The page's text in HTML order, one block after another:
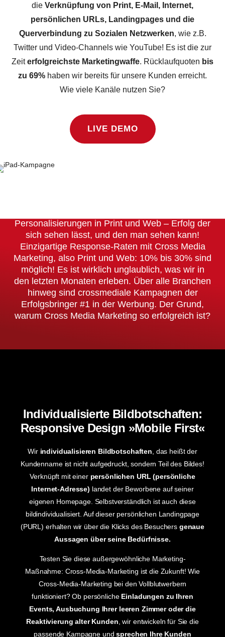
die Verknüpfung von Print, E-Mail, Internet,
persönlichen URLs, Landingpages und die
Querverbindung zu Sozialen Netzwerken, wie z.B.
Twitter und Video-Channels wie YouTube! Es ist die zur
Zeit erfolgreichste Marketingwaffe. Rücklaufquoten bis
zu 69% haben wir bereits für unsere Kunden erreicht.
Wie viele Kanäle nutzen Sie?
LIVE DEMO
Personalisierungen in Print und Web – Erfolg der
sich sehen lässt, und den man sehen kann!
Einzigartige Response-Raten mit Cross Media
Marketing, also Print und Web: 10% bis 30% sind
möglich! Es ist wirklich unglaublich, was wir in
den letzten Monaten erleben. Über alle Branchen
hinweg sind crossmediale Kampagnen der
Erfolgsbringer #1 in der Werbung. Der Grund,
warum Cross Media Marketing so erfolgreich ist?
Individualisierte Bildbotschaften:
Responsive Design »Mobile First«
Wir individualisieren Bildbotschaften , das heißt der
Kundenname ist nicht aufgedruckt, sondern Teil des Bildes!
Verknüpft mit einer persönlichen URL (persönliche
Internet-Adresse) landet der Beworbene auf seiner
eigenen Homepage. Selbstverständlich ist auch diese
bildindividualisiert. Auf dieser persönlichen Landingpage
(PURL) erhalten wir über die Klicks des Besuchers genaue
Aussagen über seine Bedürfnisse.
Testen Sie diese außergewöhnliche Marketing-
Maßnahme: Cross-Media-Marketing ist die Zukunft! Wie
Cross-Media-Marketing bei den Vollblutwerbern
funktioniert? Ob persönliche Einladungen zu Ihren
Events, Ausbuchung Ihrer leeren Zimmer oder die
Reaktivierung alter Kunden , wir entwickeln für Sie die
passende Kampagne undsprechen Ihre Kunden